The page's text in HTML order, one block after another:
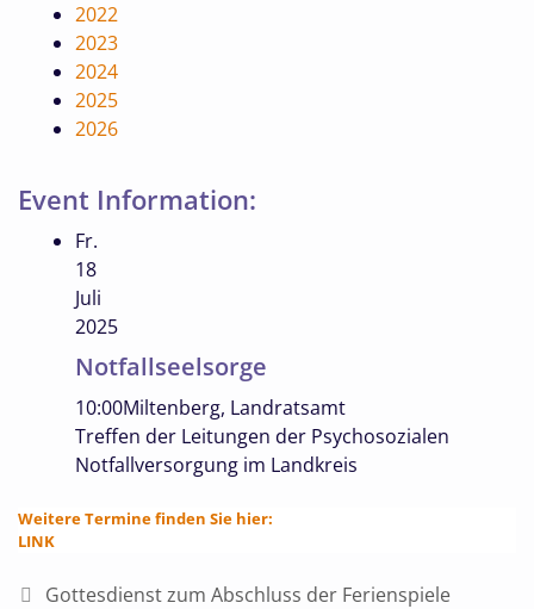
2022
2023
2024
2025
2026
Event Information:
Fr.
18
Juli
2025
Notfallseelsorge
10:00Miltenberg, Landratsamt
Treffen der Leitungen der Psychosozialen
Notfallversorgung im Landkreis
Weitere Termine finden Sie hier:
LINK
Gottesdienst zum Abschluss der Ferienspiele